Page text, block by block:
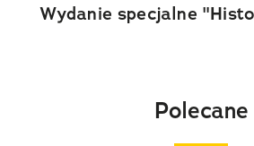
Wydanie specjalne
Polecane